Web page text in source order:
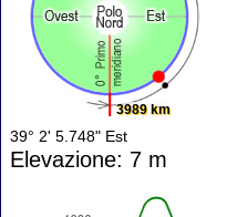
3989 km
39° 2' 5.748" Est
Elevazione: 7 m